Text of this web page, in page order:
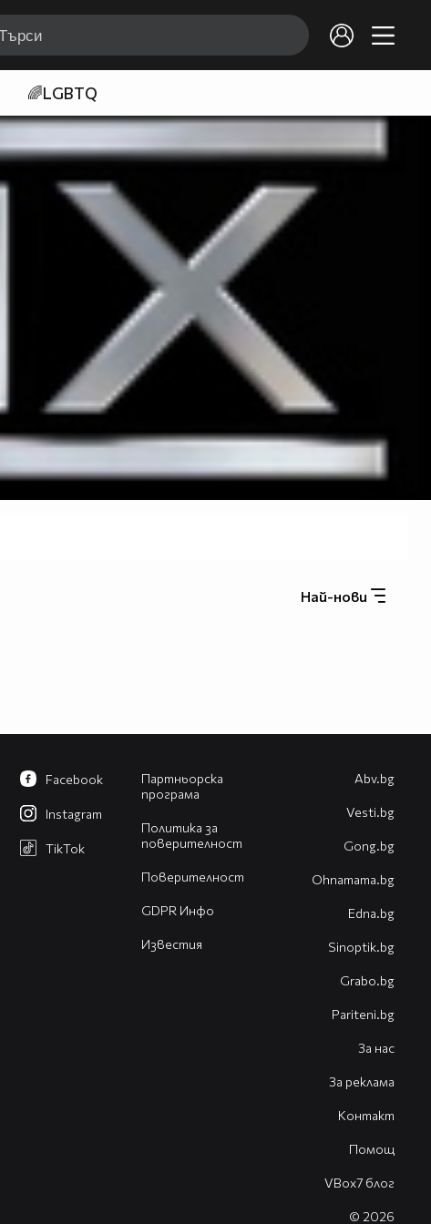
🌈LGBTQ
Най-нови
Партньорска
програма
Политика за
поверителност
Поверителност
GDPR Инфо
Известия
Facebook
Instagram
TikTok
Abv.bg
Vesti.bg
Gong.bg
Оhnamama.bg
Edna.bg
Sinoptik.bg
Grabo.bg
Pariteni.bg
За нас
За реклама
Контакт
Помощ
VBox7 блог
© 2026